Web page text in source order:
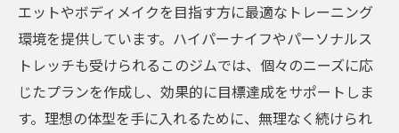
エットやボディメイクを目指す方に最適なトレーニング
環境を提供しています。ハイパーナイフやパーソナルス
トレッチも受けられるこのジムでは、個々のニーズに応
じたプランを作成し、効果的に目標達成をサポートしま
す。理想の体型を手に入れるために、無理なく続けられ